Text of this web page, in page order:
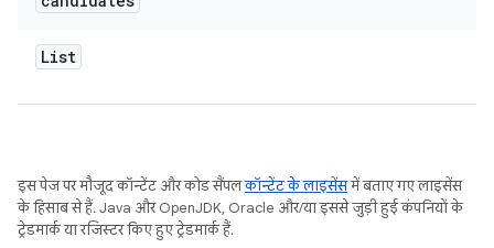
List
इस पेज पर मौजूद कॉन्टेंट और कोड सैंपलकॉन्टेंट के लाइसेंसमें बताए गए लाइसेंस
के हिसाब से हैं. Java और OpenJDK, Oracle और/या इससे जुड़ी हुई कंपनियों के
ट्रेडमार्क या रजिस्टर किए हुए ट्रेडमार्क हैं.